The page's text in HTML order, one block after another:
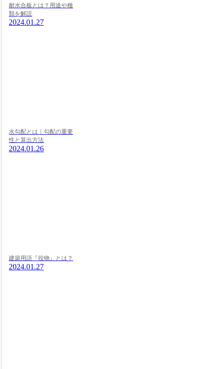
耐水合板とは？用途や種
類を解説
2024.01.27
水勾配とは｜勾配の重要
性と算出方法
2024.01.26
建築用語『役物』とは？
2024.01.27